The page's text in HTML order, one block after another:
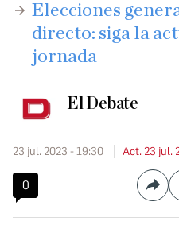
Elecciones
directo: siga la
jornada
El Debate
23 jul. 2023 - 19:30 Act. 23 jul.
0